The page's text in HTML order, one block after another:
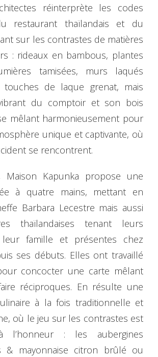
réinterprète les codes
restaurant thaïlandais et du
sur les contrastes de matières
: rideaux en bambous, plantes
tamisées, murs laqués
de laque grenat, mais
du comptoir et son bois
mêlant harmonieusement pour
unique et captivante, où
se rencontrent.
Maison Kapunka propose une
à quatre mains, mettant en
Barbara Lecestre mais aussi
thaïlandaises tenant leurs
famille et présentes chez
ses débuts. Elles ont travaillé
concocter une carte mêlant
réciproques. En résulte une
à la fois traditionnelle et
où le jeu sur les contrastes est
l’honneur : les aubergines
& mayonnaise citron brûlé ou